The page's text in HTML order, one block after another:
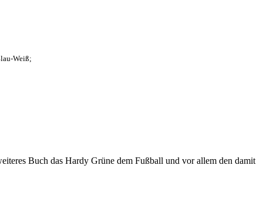
Weiß;
Buch das Hardy Grüne dem Fußball und vor allem den damit